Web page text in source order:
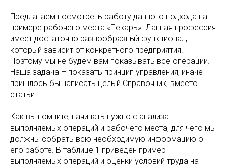
Предлагаем посмотреть работу данного подхода на
примере рабочего места «Пекарь». Данная профессия
имеет достаточно разнообразный функционал,
который зависит от конкретного предприятия.
Поэтому мы не будем вам показывать все операции.
Наша задача – показать принцип управления, иначе
пришлось бы написать целый Справочник, вместо
статьи.
Как вы помните, начинать нужно с анализа
выполняемых операций и рабочего места, для чего мы
должны собрать всю необходимую информацию о
его работе. В таблице 1 приведен пример
выполняемых операций и оценки условий труда на